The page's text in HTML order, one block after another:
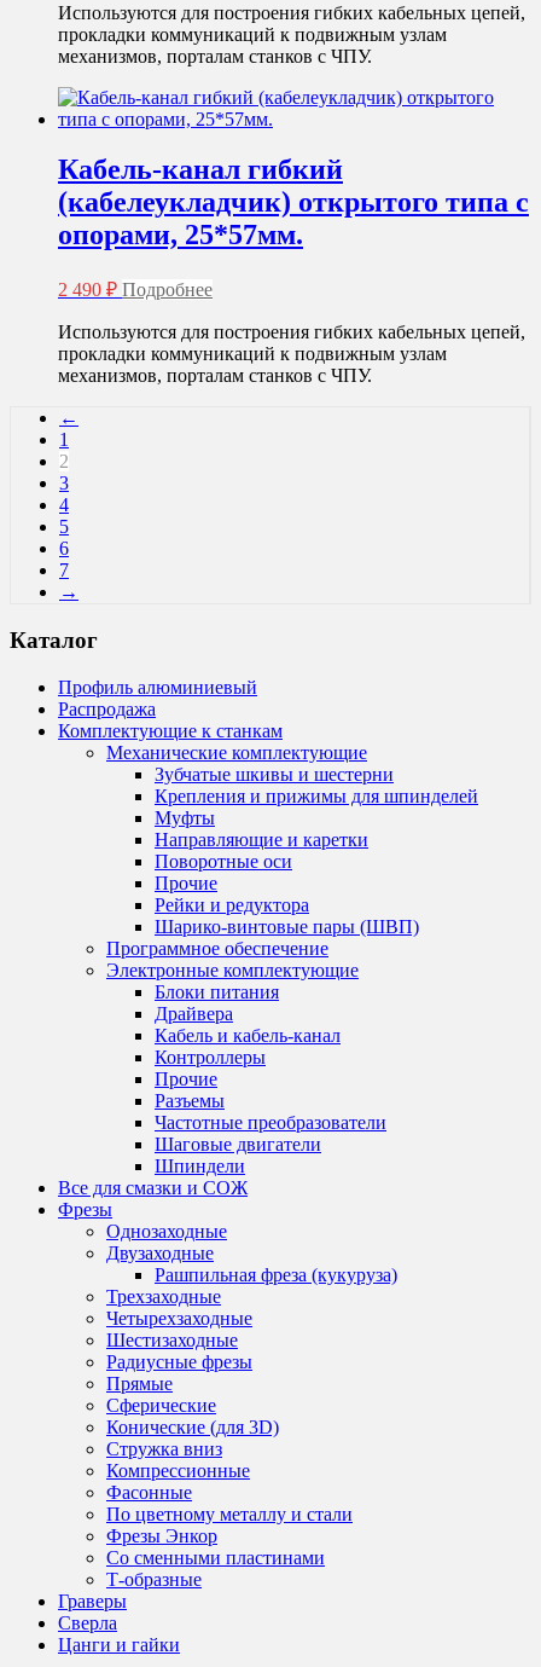
Используются для построения гибких кабельных цепей,
прокладки коммуникаций к подвижным узлам
механизмов, порталам станков с ЧПУ.
Кабель-канал гибкий
(кабелеукладчик) открытого типа с
опорами, 25*57мм.
2 490 ₽ Подробнее
Используются для построения гибких кабельных цепей,
прокладки коммуникаций к подвижным узлам
механизмов, порталам станков с ЧПУ.
←
1
2
3
4
5
6
7
→
Каталог
Профиль алюминиевый
Распродажа
Комплектующие к станкам
Механические комплектующие
Зубчатые шкивы и шестерни
Крепления и прижимы для шпинделей
Муфты
Направляющие и каретки
Поворотные оси
Прочие
Рейки и редуктора
Шарико-винтовые пары (ШВП)
Программное обеспечение
Электронные комплектующие
Блоки питания
Драйвера
Кабель и кабель-канал
Контроллеры
Прочие
Разъемы
Частотные преобразователи
Шаговые двигатели
Шпиндели
Все для смазки и СОЖ
Фрезы
Однозаходные
Двузаходные
Рашпильная фреза (кукуруза)
Трехзаходные
Четырехзаходные
Шестизаходные
Радиусные фрезы
Прямые
Сферические
Конические (для 3D)
Стружка вниз
Компрессионные
Фасонные
По цветному металлу и стали
Фрезы Энкор
Со сменными пластинами
Т-образные
Граверы
Сверла
Цанги и гайки